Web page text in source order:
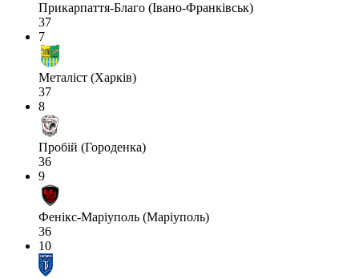
Прикарпаття-Благо (Івано-Франківськ)
37
7
Металіст (Харків)
37
8
Пробій (Городенка)
36
9
Фенікс-Маріуполь (Маріуполь)
36
10